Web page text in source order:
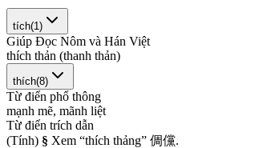
tích(1 )
Giúp Đọc Nôm và Hán Việt
thích thản (thanh thản)
thích(8)
Từ điển phổ thông
mạnh mẽ, mãnh liệt
Từ điển trích dẫn
(Tính) § Xem “thích thảng” 倜儻.